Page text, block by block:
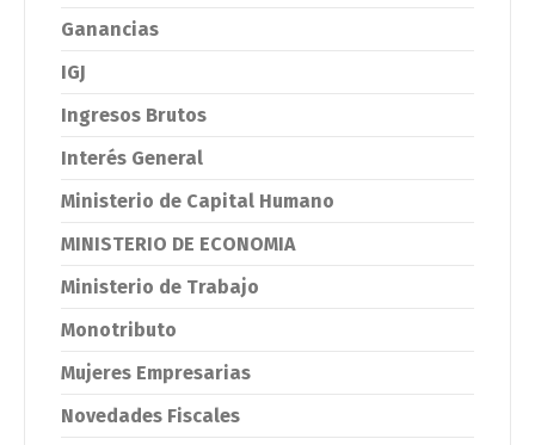
Ganancias
IGJ
Ingresos Brutos
Interés General
Ministerio de Capital Humano
MINISTERIO DE ECONOMIA
Ministerio de Trabajo
Monotributo
Mujeres Empresarias
Novedades Fiscales